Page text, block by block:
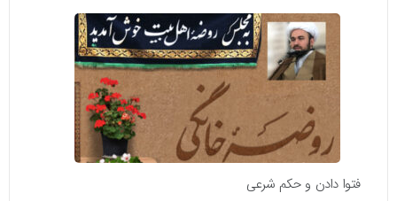
فتوا دادن و حکم شرعی